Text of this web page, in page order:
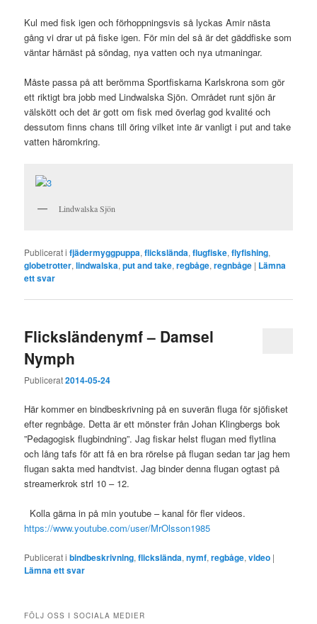
Kul med fisk igen och förhoppningsvis så lyckas Amir nästa
gång vi drar ut på fiske igen. För min del så är det gäddfiske som
väntar härnäst på söndag, nya vatten och nya utmaningar.
Måste passa på att berömma Sportfiskarna Karlskrona som gör
ett riktigt bra jobb med Lindwalska Sjön. Området runt sjön är
välskött och det är gott om fisk med överlag god kvalité och
dessutom finns chans till öring vilket inte är vanligt i put and take
vatten häromkring.
Lindwalska Sjön
Publicerat i fjädermyggpuppa,flickslända,flugfiske,flyfishing,
globetrotter,lindwalska,put and take,regbåge,regnbåge | Lämna
ett svar
Flicksländenymf – Damsel
Nymph
Publicerat2014-05-24
Här kommer en bindbeskrivning på en suverän fluga för sjöfisket
efter regnbåge. Detta är ett mönster från Johan Klingbergs bok
”Pedagogisk flugbindning”. Jag fiskar helst flugan med flytlina
och lång tafs för att få en bra rörelse på flugan sedan tar jag hem
flugan sakta med handtvist. Jag binder denna flugan ogtast på
streamerkrok strl 10 – 12.
Kolla gärna in på min youtube – kanal för fler videos.
https://www.youtube.com/user/MrOlsson1985
Publicerat i bindbeskrivning,flickslända,nymf,regbåge,video |
Lämna ett svar
FÖLJ OSS I SOCIALA MEDIER